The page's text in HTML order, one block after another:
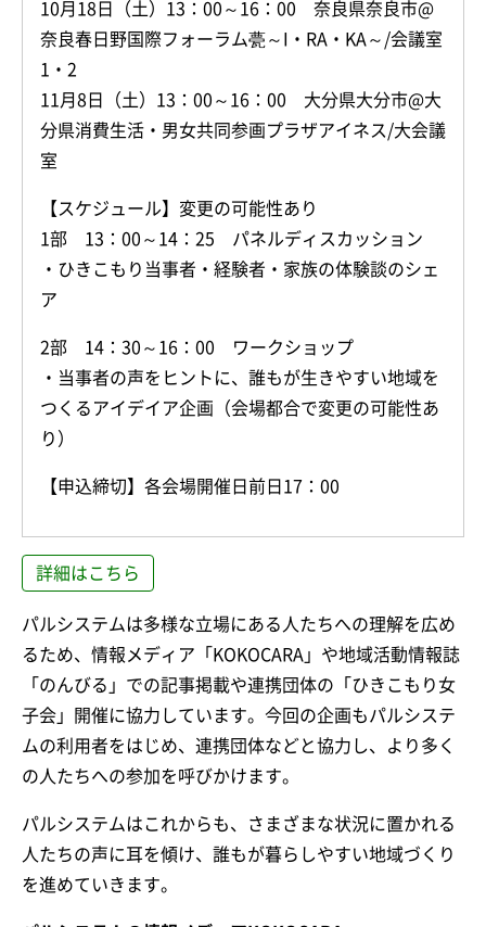
10月18日（土）13：00～16：00 奈良県奈良市@
奈良春日野国際フォーラム甍～I・RA・KA～/会議室
1・2
11月8日（土）13：00～16：00 大分県大分市@大
分県消費生活・男女共同参画プラザアイネス/大会議
室
【スケジュール】変更の可能性あり
1部 13：00～14：25 パネルディスカッション
・ひきこもり当事者・経験者・家族の体験談のシェ
ア
2部 14：30～16：00 ワークショップ
・当事者の声をヒントに、誰もが生きやすい地域を
つくるアイデイア企画（会場都合で変更の可能性あ
り）
【申込締切】各会場開催日前日17：00
詳細はこちら
パルシステムは多様な立場にある人たちへの理解を広め
るため、情報メディア「KOKOCARA」や地域活動情報誌
「のんびる」での記事掲載や連携団体の「ひきこもり女
子会」開催に協力しています。今回の企画もパルシステ
ムの利用者をはじめ、連携団体などと協力し、より多く
の人たちへの参加を呼びかけます。
パルシステムはこれからも、さまざまな状況に置かれる
人たちの声に耳を傾け、誰もが暮らしやすい地域づくり
を進めていきます。